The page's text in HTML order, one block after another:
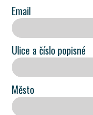
Email
Ulice a číslo popisné
Město